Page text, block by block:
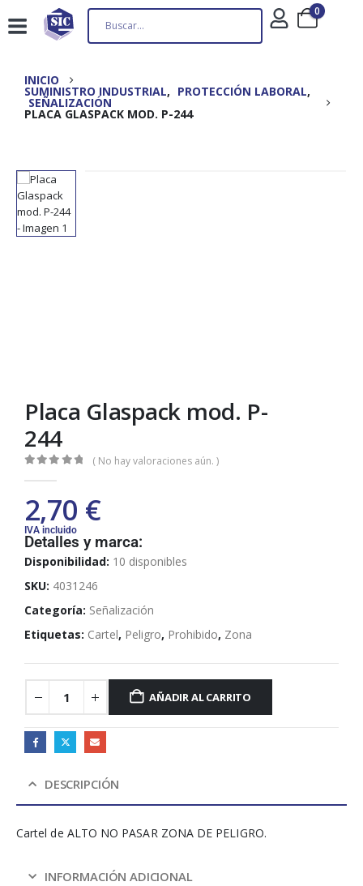
0
INICIO
SUMINISTRO INDUSTRIAL, PROTECCIÓN LABORAL,
SEÑALIZACIÓN
PLACA GLASPACK MOD. P-244
Placa Glaspack mod. P-
244
( No hay valoraciones aún. )
2,70 €
IVA incluido
Detalles y marca:
Disponibilidad: 10 disponibles
SKU: 4031246
Categoría: Señalización
Etiquetas: Cartel, Peligro, Prohibido, Zona
AÑADIR AL CARRITO
DESCRIPCIÓN
Cartel de ALTO NO PASAR ZONA DE PELIGRO.
INFORMACIÓN ADICIONAL